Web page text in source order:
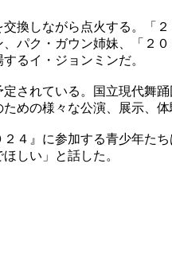
換しながら点火する。「
パク・ガウン姉妹、「２
るイ・ジョンミンだ。
されている。国立現代舞
めの様々な公演、展示、体
４』に参加する青少年た
しい」と話した。